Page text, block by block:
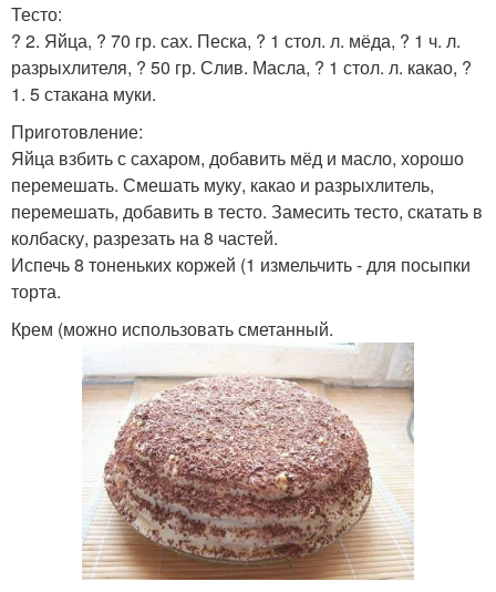
Тесто:
? 2. Яйца, ? 70 гр. сах. Песка, ? 1 стол. л. мёда, ? 1 ч. л.
разрыхлителя, ? 50 гр. Слив. Масла, ? 1 стол. л. какао, ?
1. 5 стакана муки.
Приготовление:
Яйца взбить с сахаром, добавить мёд и масло, хорошо
перемешать. Смешать муку, какао и разрыхлитель,
перемешать, добавить в тесто. Замесить тесто, скатать в
колбаску, разрезать на 8 частей.
Испечь 8 тоненьких коржей (1 измельчить - для посыпки
торта.
Крем (можно использовать сметанный.